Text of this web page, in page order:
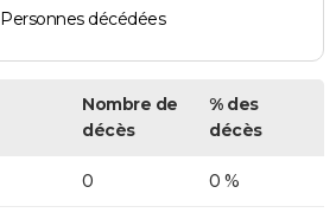
Personnes décédées
Nombre de
décès
% des
décès
0 0 %